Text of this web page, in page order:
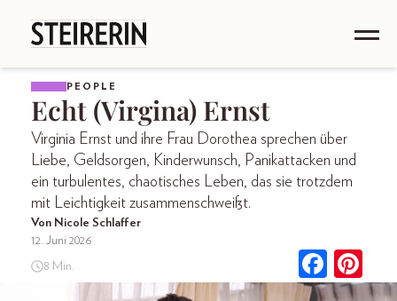
PEOPLE
Echt (Virgina) Ernst
Virginia Ernst und ihre Frau Dorothea sprechen über
Liebe, Geldsorgen, Kinderwunsch, Panikattacken und
ein turbulentes, chaotisches Leben, das sie trotzdem
mit Leichtigkeit zusammenschweißt.
Von Nicole Schlaffer
12. Juni 2026
8 Min.